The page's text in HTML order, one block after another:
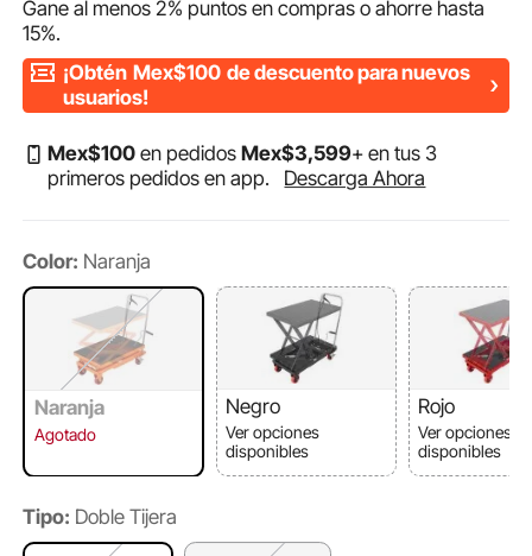
Gane al menos2% puntos en compras o ahorre hasta
15%.
¡Obtén Mex$100 de descuento para nuevos
usuarios!
Mex$100 en pedidosMex$3,599+ en tus 3
primeros pedidos en app.
Descarga Ahora
Color: Naranja
Naranja
Agotado
Negro
Ver opciones
disponibles
Rojo
Ver opciones
disponibles
Tipo: Doble Tijera